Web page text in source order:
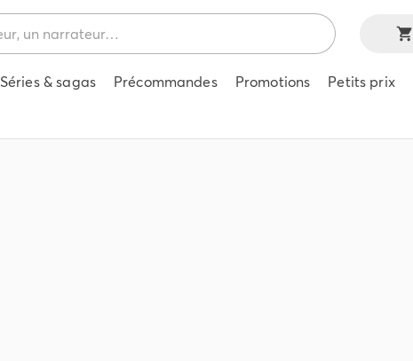
Séries & sagas Précommandes Promotions Petits prix